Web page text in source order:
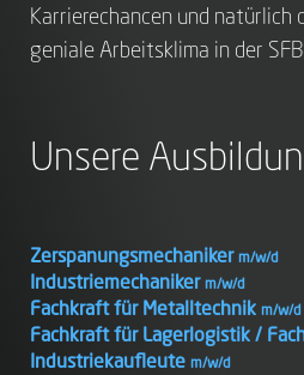
Karrierechancen und natürlich
geniale Arbeitsklima in der
Unsere
Zerspanungsmechaniker m/w/d
Industriemechaniker m/w/d
Fachkraft für Metalltechnik m/w/d
Fachkraft für Lagerlogistik /
Industriekaufleute m/w/d